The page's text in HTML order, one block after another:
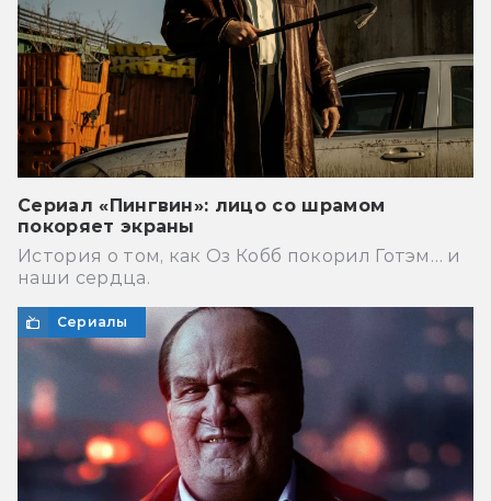
Сериал «Пингвин»: лицо со шрамом
покоряет экраны
История о том, как Оз Кобб покорил Готэм… и
наши сердца.
Сериалы